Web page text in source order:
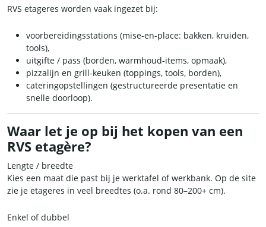
RVS etageres worden vaak ingezet bij:
voorbereidingsstations (mise-en-place: bakken, kruiden,
tools),
uitgifte / pass (borden, warmhoud-items, opmaak),
pizzalijn en grill-keuken (toppings, tools, borden),
cateringopstellingen (gestructureerde presentatie en
snelle doorloop).
Waar let je op bij het kopen van een
RVS etagère?
Lengte / breedte
Kies een maat die past bij je werktafel of werkbank. Op de site
zie je etageres in veel breedtes (o.a. rond 80–200+ cm).
Enkel of dubbel